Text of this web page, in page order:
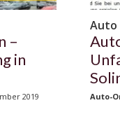
–
in
2019
Auto
Auto-